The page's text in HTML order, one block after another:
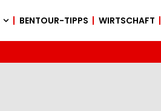
BENTOUR-TIPPS WIRTSCHAFT